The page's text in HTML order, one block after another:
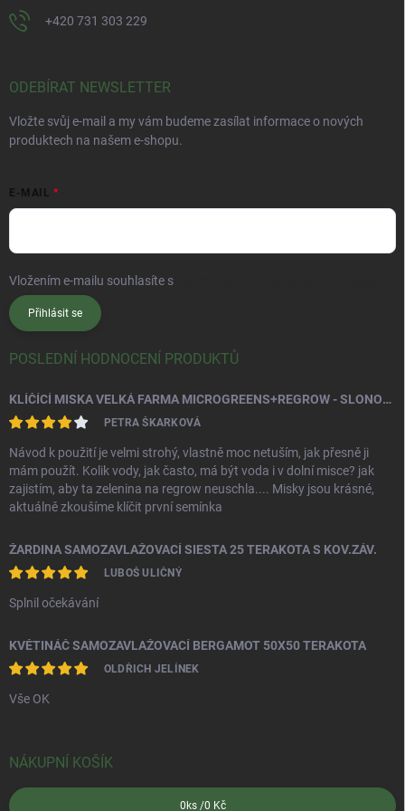
+420 731 303 229
ODEBÍRAT NEWSLETTER
Vložte svůj e-mail a my vám budeme zasílat informace o nových
produktech na našem e-shopu.
E-MAIL
Vložením e-mailu souhlasíte s
Přihlásit se
POSLEDNÍ HODNOCENÍ PRODUKTŮ
KLÍČÍCÍ MISKA VELKÁ FARMA MICROGREENS+REGROW - SLONOVÁ KOST
PETRA ŠKARKOVÁ
Návod k použití je velmi strohý, vlastně moc netuším, jak přesně ji
mám použít. Kolik vody, jak často, má být voda i v dolní misce? jak
zajistím, aby ta zelenina na regrow neuschla.... Misky jsou krásné,
aktuálně zkoušíme klíčit první semínka
ŽARDINA SAMOZAVLAŽOVACÍ SIESTA 25 TERAKOTA S KOV.ZÁV.
LUBOŠ ULIČNÝ
Splnil očekávání
KVĚTINÁČ SAMOZAVLAŽOVACÍ BERGAMOT 50X50 TERAKOTA
OLDŘICH JELÍNEK
Vše OK
NÁKUPNÍ KOŠÍK
0 ks /0 Kč